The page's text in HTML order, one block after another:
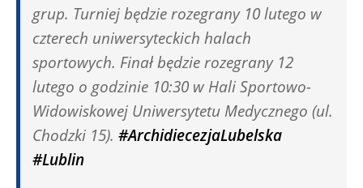
grup. Turniej będzie rozegrany 10 lutego w
czterech uniwersyteckich halach
sportowych. Finał będzie rozegrany 12
lutego o godzinie 10:30 w Hali Sportowo-
Widowiskowej Uniwersytetu Medycznego (ul.
Chodzki 15). #ArchidiecezjaLubelska
#Lublin